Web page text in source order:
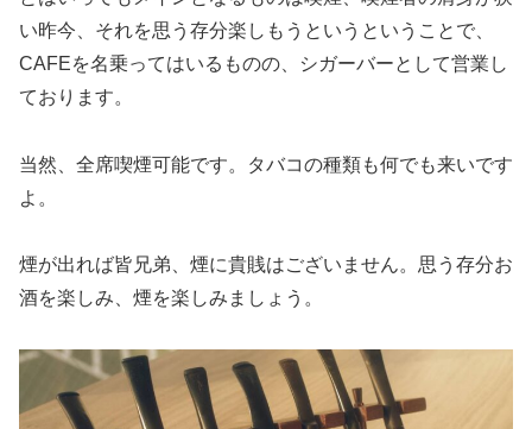
い昨今、それを思う存分楽しもうというということで、
CAFEを名乗ってはいるものの、シガーバーとして営業し
ております。
当然、全席喫煙可能です。タバコの種類も何でも来いです
よ。
煙が出れば皆兄弟、煙に貴賎はございません。思う存分お
酒を楽しみ、煙を楽しみましょう。